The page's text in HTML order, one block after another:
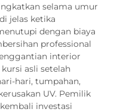
selama umur
jelas ketika
dengan biaya
professional
interior
asli setelah
hari, tumpahan,
UV. Pemilik
investasi